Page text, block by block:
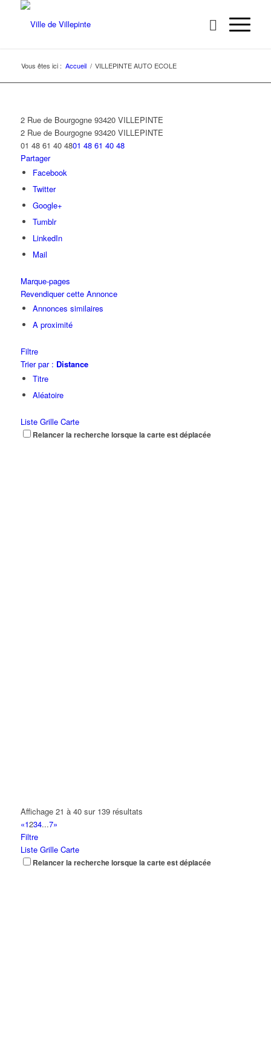
Vous êtes ici : Accueil / VILLEPINTE AUTO ECOLE
2 Rue de Bourgogne 93420 VILLEPINTE
2 Rue de Bourgogne 93420 VILLEPINTE
01 48 61 40 4801 48 61 40 48
Partager
Facebook
Twitter
Google+
Tumblr
LinkedIn
Mail
Marque-pages
Revendiquer cette Annonce
Annonces similaires
A proximité
Filtre
Trier par : Distance
Titre
Aléatoire
Liste Grille Carte
Relancer la recherche lorsque la carte est déplacée
Affichage 21 à 40 sur 139 résultats
«1234...7»
Filtre
Liste Grille Carte
Relancer la recherche lorsque la carte est déplacée